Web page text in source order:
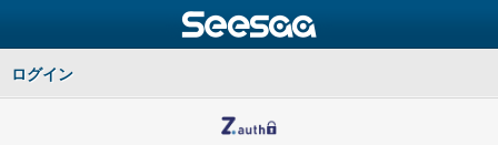
ログイン